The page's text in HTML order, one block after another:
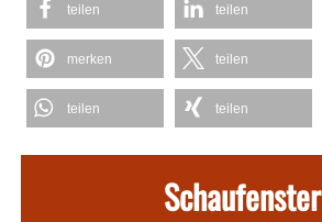
teilen teilen
merken teilen
teilen teilen
Schaufenster